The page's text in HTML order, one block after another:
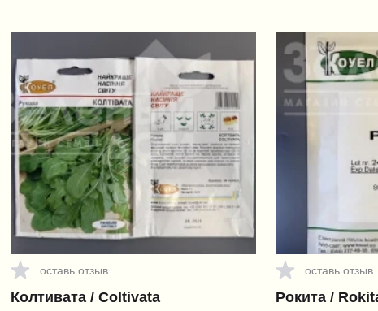
оставь отзыв
Колтивата / Coltivata
оставь отзыв
Рокита /